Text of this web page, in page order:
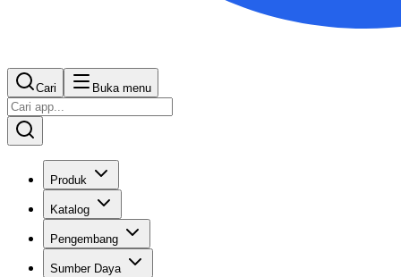
Cari Buka menu
Produk
Katalog
Pengembang
Sumber Daya